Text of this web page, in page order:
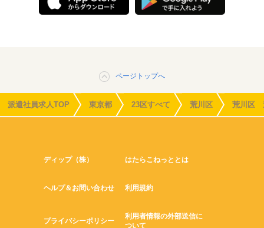
ページトップへ
派遣社員求人TOP 東京都 23区すべて 荒川区 荒川区
ディップ（株） はたらこねっととは
ヘルプ＆お問い合わせ 利用規約
プライバシーポリシー
利用者情報の外部送信に
ついて